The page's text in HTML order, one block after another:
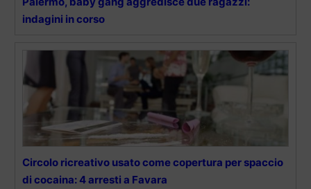
indagini in corso
Circolo ricreativo usato come copertura per spaccio
di cocaina: 4 arresti a Favara